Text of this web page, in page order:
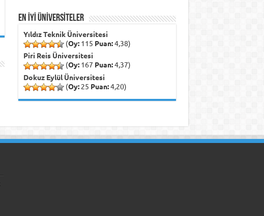
EN İYİ ÜNİVERSİTELER
Yıldız Teknik Üniversitesi
(Oy:115 Puan:4,38)
Piri Reis Üniversitesi
(Oy:167 Puan:4,37)
Dokuz Eylül Üniversitesi
(Oy:25 Puan:4,20)